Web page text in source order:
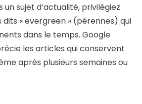
un sujet d’actualité, privilégiez
dits « evergreen » (pérennes) qui
dans le temps. Google
les articles qui conservent
après plusieurs semaines ou